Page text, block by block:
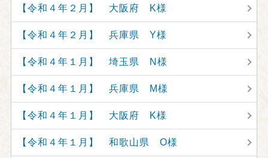
【令和４年２月】 大阪府 K様
【令和４年２月】 兵庫県 Y様
【令和４年１月】 埼玉県 N様
【令和４年１月】 兵庫県 M様
【令和４年１月】 大阪府 K様
【令和４年１月】 和歌山県 O様